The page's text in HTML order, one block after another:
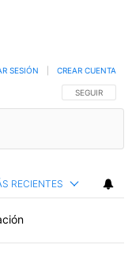
SIGA ESTA
SEGUIR
SESIÓN CREAR CUENTA
RECIENTES